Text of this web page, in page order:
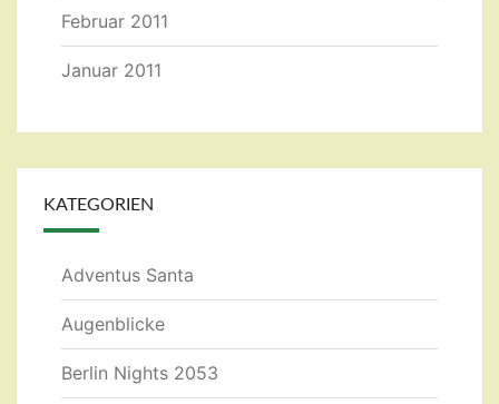
Februar 2011
Januar 2011
KATEGORIEN
Adventus Santa
Augenblicke
Berlin Nights 2053